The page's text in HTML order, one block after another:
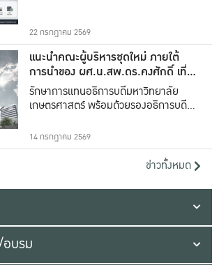
22 กรกฎาคม 2569
แนะนำคณะผู้บริหารชุดใหม่ ภายใต้
การนำของ ผศ.น.สพ.ดร.คงศักดิ์ เที่ยง
ธรรม
รักษาการแทนอธิการบดีมหาวิทยาลัย
เกษตรศาสตร์ พร้อมด้วยรองอธิการบดีทั้ง
14 กรกฎาคม 2569
ข่าวทั้งหมด
บรม